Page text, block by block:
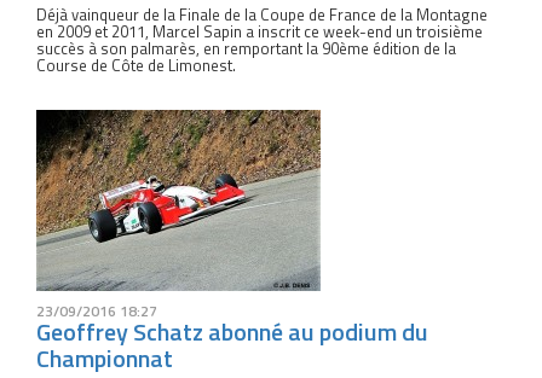
Déjà vainqueur de la Finale de la Coupe de France de la Montagne
en 2009 et 2011, Marcel Sapin a inscrit ce week-end un troisième
succès à son palmarès, en remportant la 90ème édition de la
Course de Côte de Limonest.
23/09/2016 18:27
Geoffrey Schatz abonné au podium du
Championnat